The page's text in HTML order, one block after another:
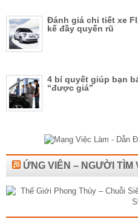
Đánh giá chi tiết xe
kế đầy quyến rũ
4 bí quyết giúp bạn
“được giá”
ỨNG VIÊN – NGƯỜI TÌM